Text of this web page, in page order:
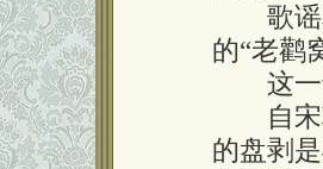
歌谣和
的“老鹳
这一
自宋朝
的盘剥